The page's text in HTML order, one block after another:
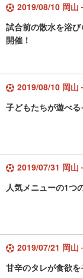
2019/08/10 岡山
試合前の散水を浴
開催！
2019/08/10 岡山
子どもたちが遊べ
2019/07/31 岡山
人気メニューの1つ
2019/07/21 岡山
甘辛のタレが食欲を